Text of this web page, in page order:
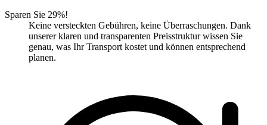
Sparen Sie 29%!
Keine versteckten Gebühren, keine Überraschungen. Dank
unserer klaren und transparenten Preisstruktur wissen Sie
genau, was Ihr Transport kostet und können entsprechend
planen.